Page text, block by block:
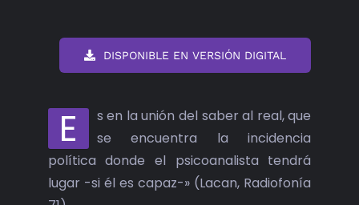
DISPONIBLE EN VERSIÓN DIGITAL
E
s en la unión del saber al real, que
se encuentra la incidencia
política donde el psicoanalista tendrá
lugar -si él es capaz-» (Lacan, Radiofonía